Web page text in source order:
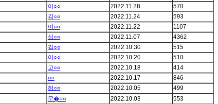
이○○
2022.11.28
570
김○○
2022.11.24
593
이○○
2022.11.22
1107
심○○
2022.11.07
4362
김○○
2022.10.30
515
이○○
2022.10.20
510
고○○
2022.10.18
414
○○
2022.10.17
846
허○○
2022.10.05
499
문�○○
2022.10.03 553